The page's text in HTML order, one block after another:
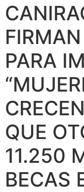
PARA
QUE
11.250
BECAS